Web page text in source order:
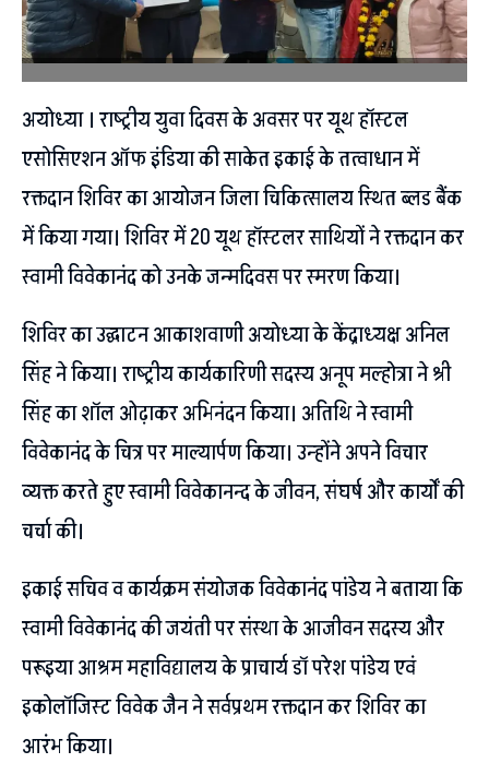
अयोध्या । राष्ट्रीय युवा दिवस के अवसर पर यूथ हॉस्टल
एसोसिएशन ऑफ इंडिया की साकेत इकाई के तत्वाधान में
रक्तदान शिविर का आयोजन जिला चिकित्सालय स्थित ब्लड बैंक
में किया गया। शिविर में 20 यूथ हॉस्टलर साथियों ने रक्तदान कर
स्वामी विवेकानंद को उनके जन्मदिवस पर स्मरण किया।
शिविर का उद्घाटन आकाशवाणी अयोध्या के केंद्राध्यक्ष अनिल
सिंह ने किया। राष्ट्रीय कार्यकारिणी सदस्य अनूप मल्होत्रा ने श्री
सिंह का शॉल ओढ़ाकर अभिनंदन किया। अतिथि ने स्वामी
विवेकानंद के चित्र पर माल्यार्पण किया। उन्होंने अपने विचार
व्यक्त करते हुए स्वामी विवेकानन्द के जीवन, संघर्ष और कार्यों की
चर्चा की।
इकाई सचिव व कार्यक्रम संयोजक विवेकानंद पांडेय ने बताया कि
स्वामी विवेकानंद की जयंती पर संस्था के आजीवन सदस्य और
परूइया आश्रम महाविद्यालय के प्राचार्य डॉ परेश पांडेय एवं
इकोलॉजिस्ट विवेक जैन ने सर्वप्रथम रक्तदान कर शिविर का
आरंभ किया।